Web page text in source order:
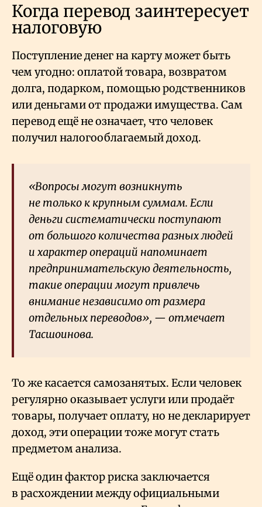
Когда перевод заинтересует
налоговую
Поступление денег на карту может быть
чем угодно: оплатой товара, возвратом
долга, подарком, помощью родственников
или деньгами от продажи имущества. Сам
перевод ещё не означает, что человек
получил налогооблагаемый доход.
«Вопросы могут возникнуть
не только к крупным суммам. Если
деньги систематически поступают
от большого количества разных людей
и характер операций напоминает
предпринимательскую деятельность,
такие операции могут привлечь
внимание независимо от размера
отдельных переводов», — отмечает
Тасшоинова.
То же касается самозанятых. Если человек
регулярно оказывает услуги или продаёт
товары, получает оплату, но не декларирует
доход, эти операции тоже могут стать
предметом анализа.
Ещё один фактор риска заключается
в расхождении между официальными